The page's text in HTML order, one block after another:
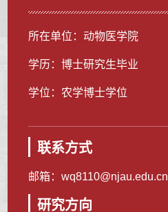
所在单位：动物医学院
学历：博士研究生毕业
学位：农学博士学位
联系方式
邮箱：wq8110@njau.edu.cn
研究方向